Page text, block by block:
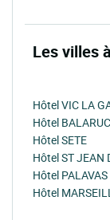
Les villes
Hôtel VIC LA
Hôtel
Hôtel SETE
Hôtel ST JEAN
Hôtel
Hôtel